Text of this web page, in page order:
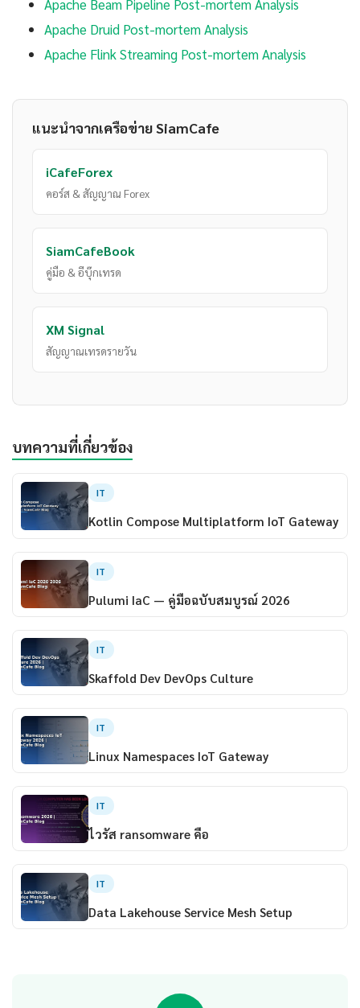
Apache Beam Pipeline Post-mortem Analysis
Apache Druid Post-mortem Analysis
Apache Flink Streaming Post-mortem Analysis
แนะนำจากเครือข่าย SiamCafe
iCafeForex
คอร์ส & สัญญาณ Forex
SiamCafeBook
คู่มือ & อีบุ๊กเทรด
XM Signal
สัญญาณเทรดรายวัน
บทความที่เกี่ยวข้อง
IT
Kotlin Compose Multiplatform IoT Gateway
IT
Pulumi IaC — คู่มือฉบับสมบูรณ์ 2026
IT
Skaffold Dev DevOps Culture
IT
Linux Namespaces IoT Gateway
IT
ไวรัส ransomware คือ
IT
Data Lakehouse Service Mesh Setup